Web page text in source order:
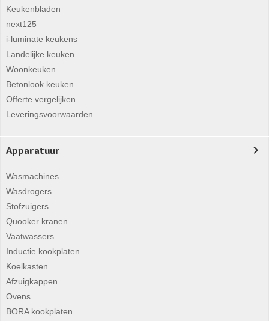
Keukenbladen
next125
i-luminate keukens
Landelijke keuken
Woonkeuken
Betonlook keuken
Offerte vergelijken
Leveringsvoorwaarden
Apparatuur
Wasmachines
Wasdrogers
Stofzuigers
Quooker kranen
Vaatwassers
Inductie kookplaten
Koelkasten
Afzuigkappen
Ovens
BORA kookplaten